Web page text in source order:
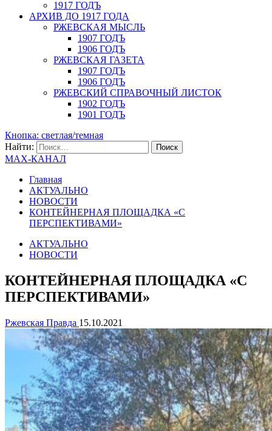
1917 ГОДЪ
АРХИВ ДО 1917 ГОДА
РЖЕВСКАЯ МЫСЛЬ
1907 ГОДЪ
1906 ГОДЪ
РЖЕВСКАЯ ГАЗЕТА
1907 ГОДЪ
1906 ГОДЪ
РЖЕВСКИЙ СПРАВОЧНЫЙ ЛИСТОК
1902 ГОДЪ
1901 ГОДЪ
Кнопка: светлая/темная
Найти:
MAX-КАНАЛ
Главная
АКТУАЛЬНО
НОВОСТИ
КОНТЕЙНЕРНАЯ ПЛОЩАДКА «С
ПЕРСПЕКТИВАМИ»
АКТУАЛЬНО
НОВОСТИ
КОНТЕЙНЕРНАЯ ПЛОЩАДКА «С
ПЕРСПЕКТИВАМИ»
Ржевская Правда 15.10.2021